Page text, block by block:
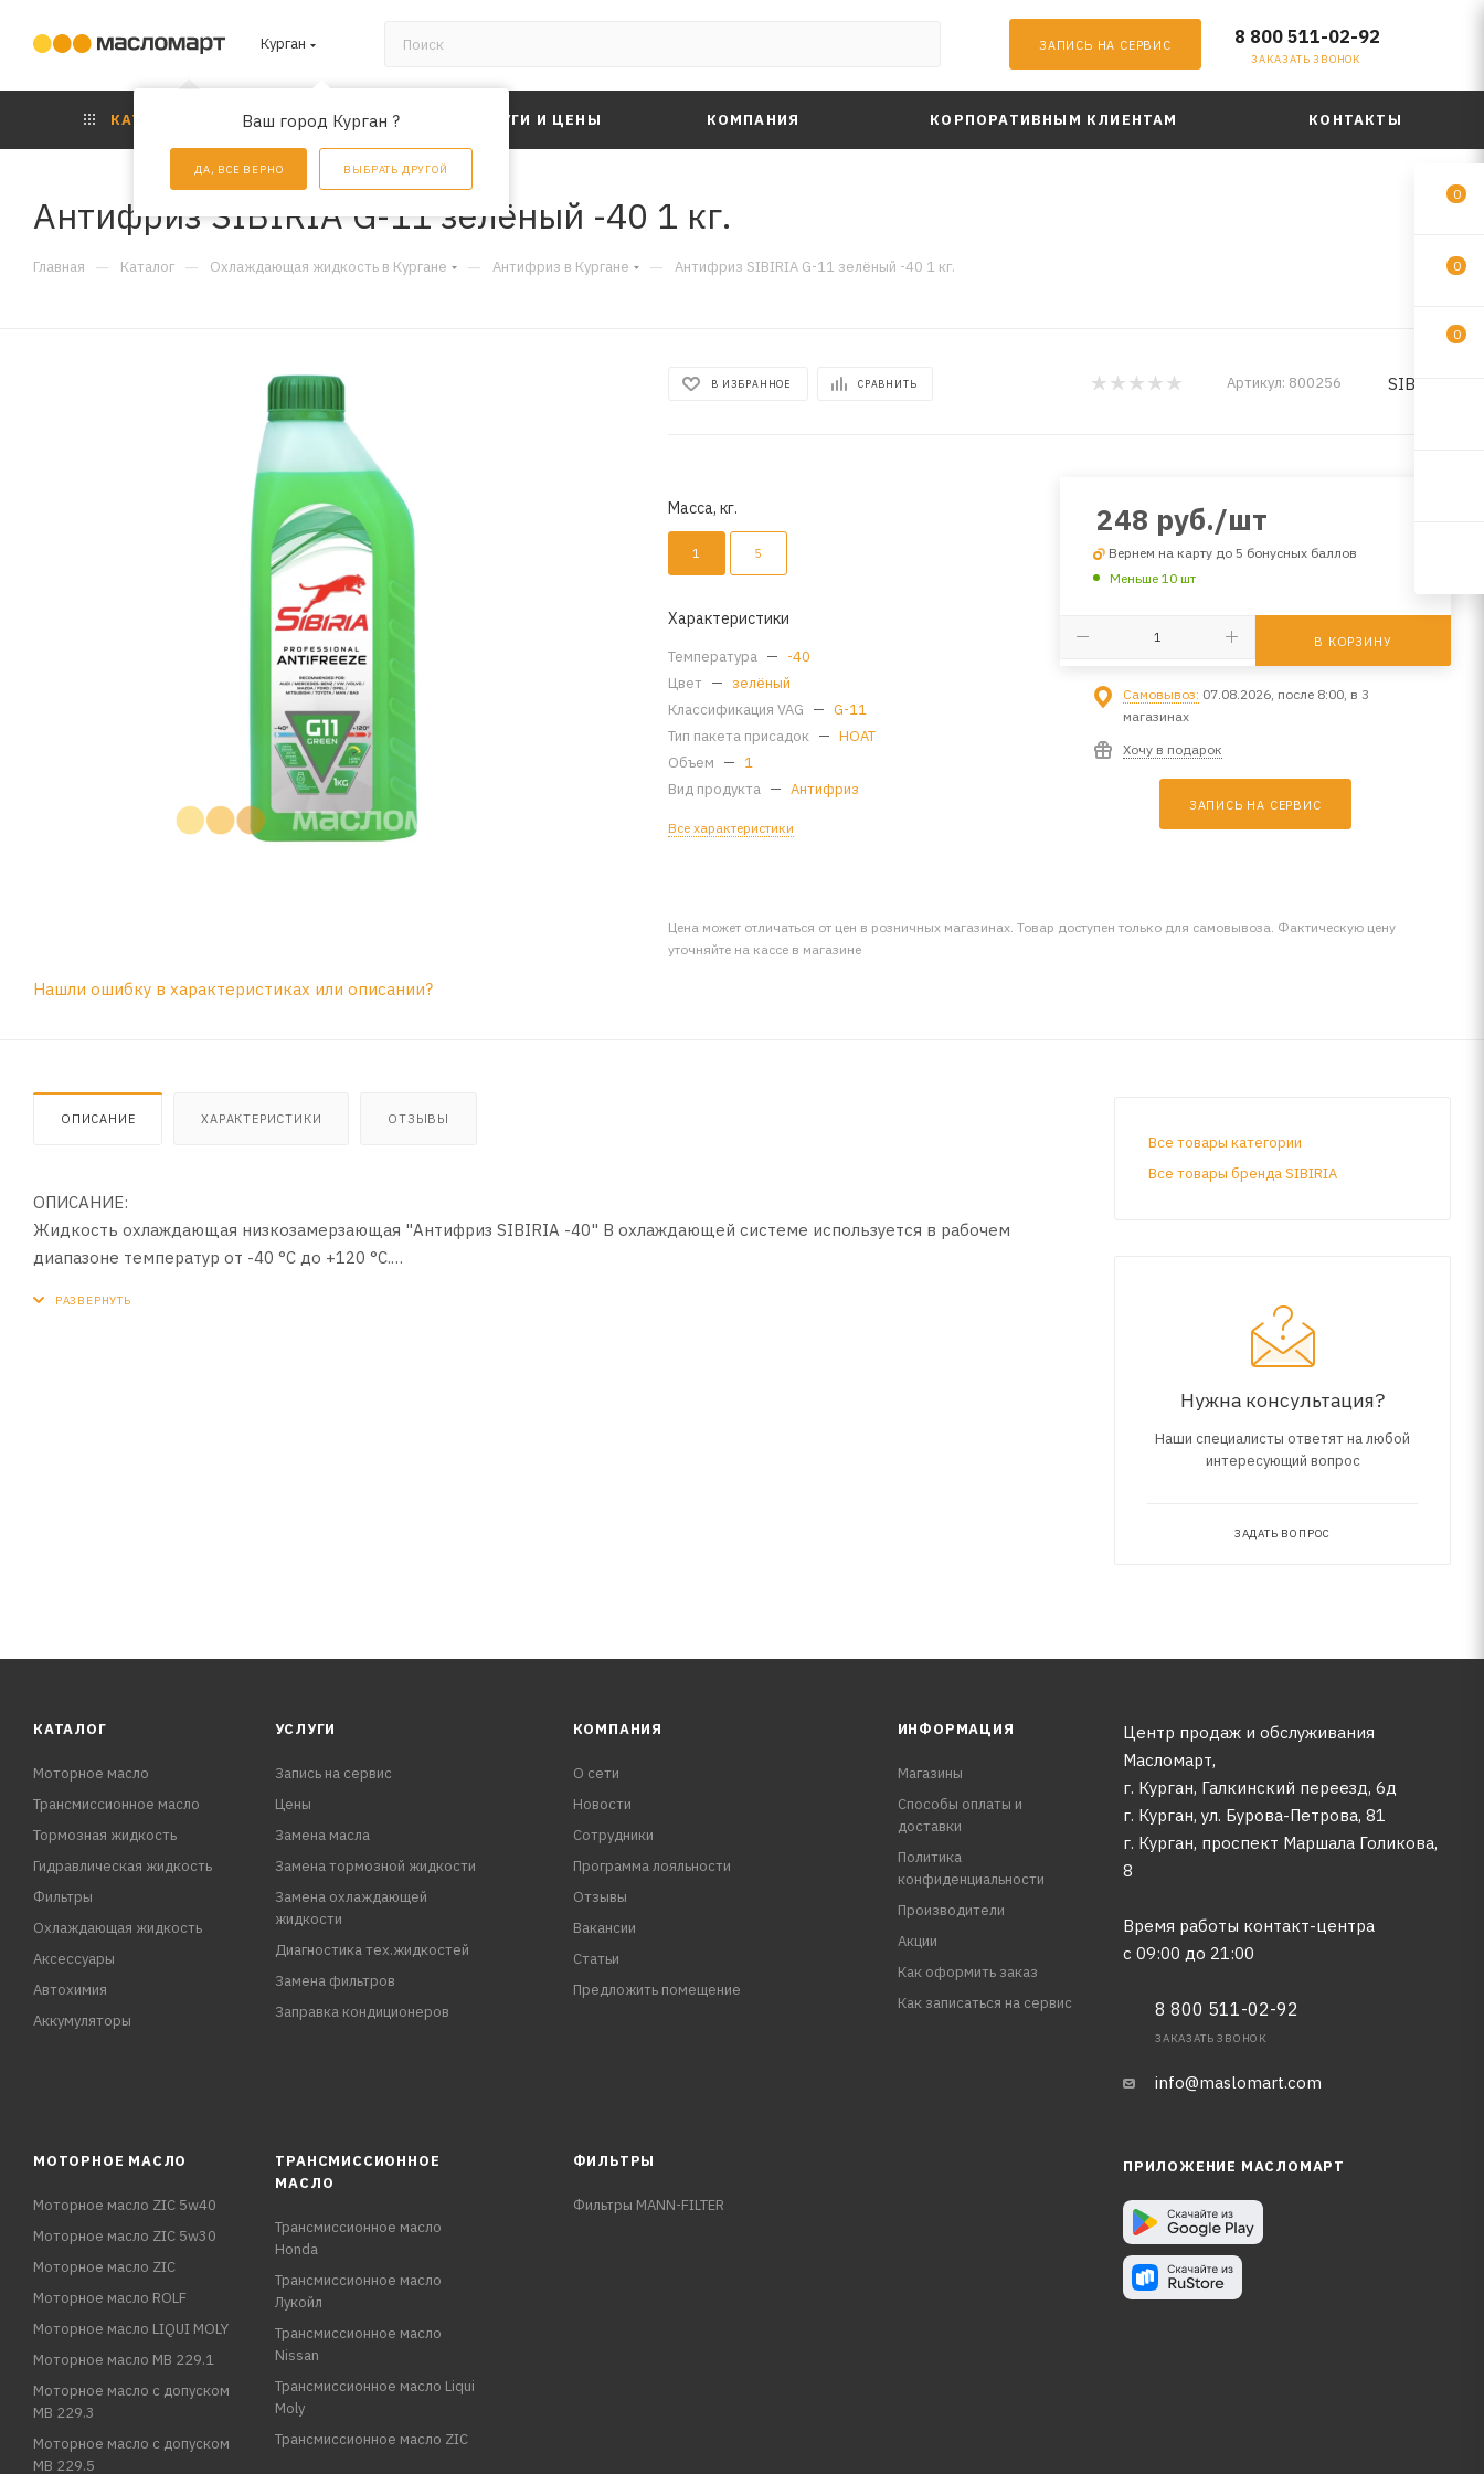
Курган
Ваш город Курган ?
ДА, ВСЕ ВЕРНО ВЫБРАТЬ ДРУГОЙ
ЗАПИСЬ НА СЕРВИС 8 800 511-02-92
ЗАКАЗАТЬ ЗВОНОК
КАТАЛОГ АКЦИИ УСЛУГИ И ЦЕНЫ КОМПАНИЯ КОРПОРАТИВНЫМ КЛИЕНТАМ КОНТАКТЫ
Антифриз SIBIRIA G-11 зелёный -40 1 кг.
Главная — Каталог — Охлаждающая жидкость в Кургане — Антифриз в Кургане — Антифриз SIBIRIA G-11 зелёный -40 1 кг.
В ИЗБРАННОЕ СРАВНИТЬ Артикул: 800256 SIBIRIA
Масса, кг.
1 5
Характеристики
Температура — -40
Цвет — зелёный
Классификация VAG — G-11
Тип пакета присадок — HOAT
Объем — 1
Вид продукта — Антифриз
Все характеристики
248 руб./шт
Вернем на карту до 5 бонусных баллов
Меньше 10 шт
В КОРЗИНУ
Самовывоз: 07.08.2026, после 8:00, в 3
магазинах
Хочу в подарок
ЗАПИСЬ НА СЕРВИС
Цена может отличаться от цен в розничных магазинах. Товар доступен только для самовывоза. Фактическую цену
уточняйте на кассе в магазине
Нашли ошибку в характеристиках или описании?
ОПИСАНИЕ ХАРАКТЕРИСТИКИ ОТЗЫВЫ
ОПИСАНИЕ:
Жидкость охлаждающая низкозамерзающая "Антифриз SIBIRIA -40" В охлаждающей системе используется в рабочем
диапазоне температур от -40 °С до +120 °С.
Все товары категории
Все товары бренда SIBIRIA
Нужна консультация?
Наши специалисты ответят на любой
интересующий вопрос
ЗАДАТЬ ВОПРОС
КАТАЛОГ
Моторное масло
Трансмиссионное масло
Тормозная жидкость
Гидравлическая жидкость
Фильтры
Охлаждающая жидкость
Аксессуары
Автохимия
Аккумуляторы
УСЛУГИ
Запись на сервис
Цены
Замена масла
Замена тормозной жидкости
Замена охлаждающей
жидкости
Диагностика тех.жидкостей
Замена фильтров
Заправка кондиционеров
КОМПАНИЯ
О сети
Новости
Сотрудники
Программа лояльности
Отзывы
Вакансии
Статьи
Предложить помещение
ИНФОРМАЦИЯ
Магазины
Способы оплаты и
доставки
Политика
конфиденциальности
Производители
Акции
Как оформить заказ
Как записаться на сервис
Центр продаж и обслуживания
Масломарт,
г. Курган, Галкинский переезд, 6д
г. Курган, ул. Бурова-Петрова, 81
г. Курган, проспект Маршала Голикова,
8
Время работы контакт-центра
с 09:00 до 21:00
8 800 511-02-92
ЗАКАЗАТЬ ЗВОНОК
info@maslomart.com
МОТОРНОЕ МАСЛО
Моторное масло ZIC 5w40
Моторное масло ZIC 5w30
Моторное масло ZIC
Моторное масло ROLF
Моторное масло LIQUI MOLY
Моторное масло MB 229.1
Моторное масло с допуском
MB 229.3
Моторное масло с допуском
MB 229.5
ТРАНСМИССИОННОЕ
МАСЛО
Трансмиссионное масло
Honda
Трансмиссионное масло
Лукойл
Трансмиссионное масло
Nissan
Трансмиссионное масло Liqui
Moly
Трансмиссионное масло ZIC
ФИЛЬТРЫ
Фильтры MANN-FILTER
ПРИЛОЖЕНИЕ МАСЛОМАРТ
0
0
0